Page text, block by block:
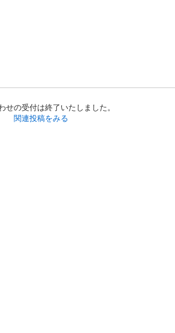
せの受付は終了いたしました。
関連投稿をみる